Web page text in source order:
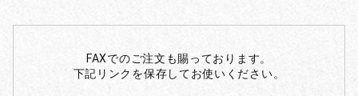
FAXでのご注文も賜っております。
下記リンクを保存してお使いください。